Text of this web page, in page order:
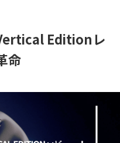
Editionレ
命